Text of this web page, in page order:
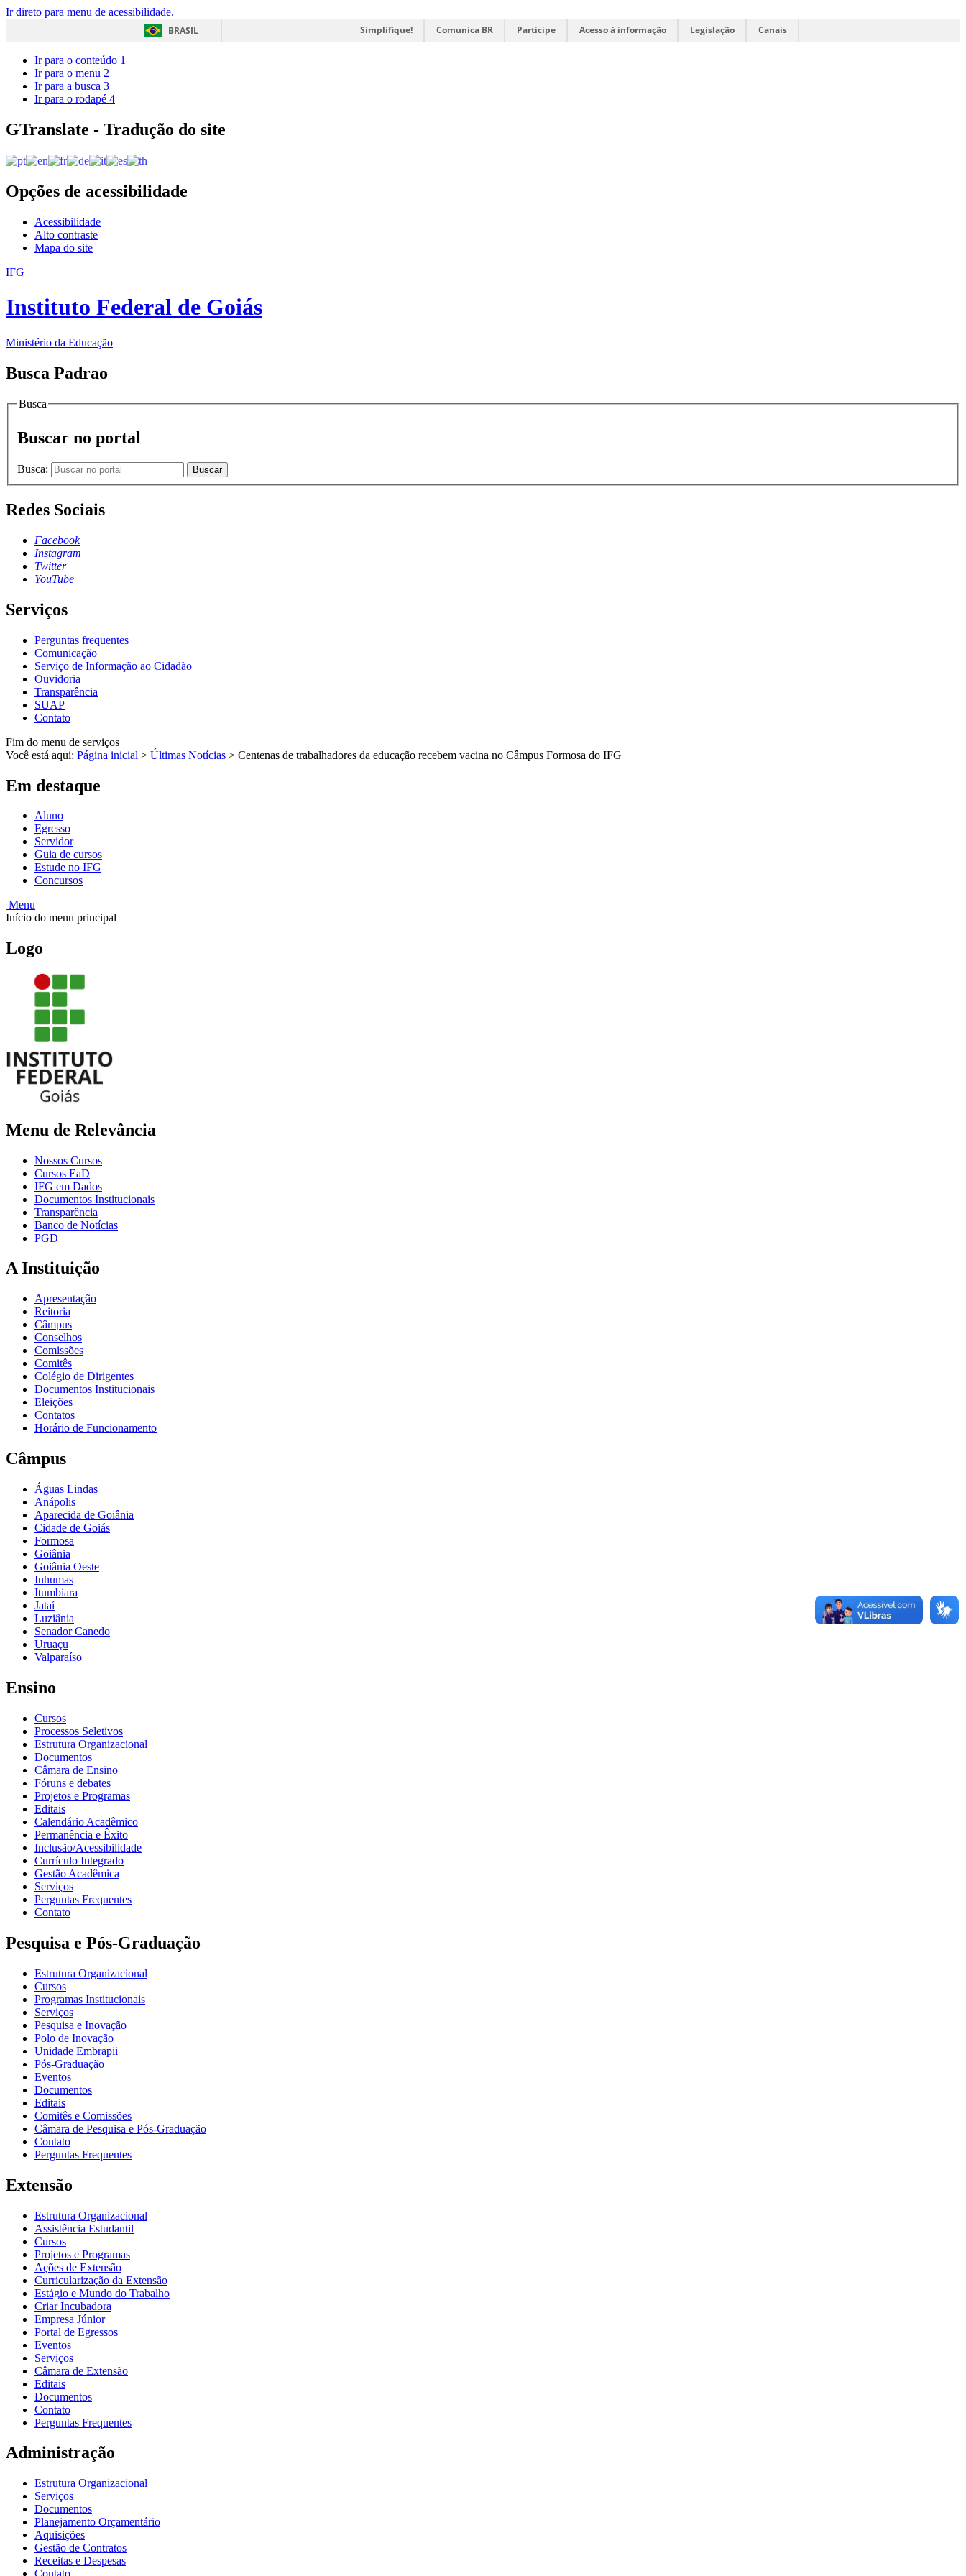
Ir direto para menu de acessibilidade.
BRASIL
Simplifique! Comunica BR Participe Acesso à informação Legislação Canais
Ir para o conteúdo 1
Ir para o menu 2
Ir para a busca 3
Ir para o rodapé 4
GTranslate - Tradução do site
Opções de acessibilidade
Acessibilidade
Alto contraste
Mapa do site
IFG
Instituto Federal de Goiás
Ministério da Educação
Busca Padrao
Busca
Buscar no portal
Busca: Buscar
Redes Sociais
Facebook
Instagram
Twitter
YouTube
Serviços
Perguntas frequentes
Comunicação
Serviço de Informação ao Cidadão
Ouvidoria
Transparência
SUAP
Contato
Fim do menu de serviços
Você está aqui: Página inicial > Últimas Notícias > Centenas de trabalhadores da educação recebem vacina no Câmpus Formosa do IFG
Em destaque
Aluno
Egresso
Servidor
Guia de cursos
Estude no IFG
Concursos
Menu
Início do menu principal
Logo
Menu de Relevância
Nossos Cursos
Cursos EaD
IFG em Dados
Documentos Institucionais
Transparência
Banco de Notícias
PGD
A Instituição
Apresentação
Reitoria
Câmpus
Conselhos
Comissões
Comitês
Colégio de Dirigentes
Documentos Institucionais
Eleições
Contatos
Horário de Funcionamento
Câmpus
Águas Lindas
Anápolis
Aparecida de Goiânia
Cidade de Goiás
Formosa
Goiânia
Goiânia Oeste
Inhumas
Itumbiara
Jataí
Luziânia
Senador Canedo
Uruaçu
Valparaíso
Ensino
Cursos
Processos Seletivos
Estrutura Organizacional
Documentos
Câmara de Ensino
Fóruns e debates
Projetos e Programas
Editais
Calendário Acadêmico
Permanência e Êxito
Inclusão/Acessibilidade
Currículo Integrado
Gestão Acadêmica
Serviços
Perguntas Frequentes
Contato
Pesquisa e Pós-Graduação
Estrutura Organizacional
Cursos
Programas Institucionais
Serviços
Pesquisa e Inovação
Polo de Inovação
Unidade Embrapii
Pós-Graduação
Eventos
Documentos
Editais
Comitês e Comissões
Câmara de Pesquisa e Pós-Graduação
Contato
Perguntas Frequentes
Extensão
Estrutura Organizacional
Assistência Estudantil
Cursos
Projetos e Programas
Ações de Extensão
Curricularização da Extensão
Estágio e Mundo do Trabalho
Criar Incubadora
Empresa Júnior
Portal de Egressos
Eventos
Serviços
Câmara de Extensão
Editais
Documentos
Contato
Perguntas Frequentes
Administração
Estrutura Organizacional
Serviços
Documentos
Planejamento Orçamentário
Aquisições
Gestão de Contratos
Receitas e Despesas